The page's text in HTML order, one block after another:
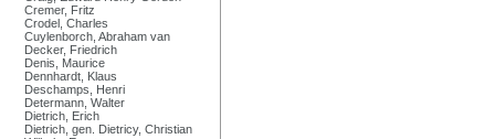
Cremer, Fritz
Crodel, Charles
Cuylenborch, Abraham van
Decker, Friedrich
Denis, Maurice
Dennhardt, Klaus
Deschamps, Henri
Determann, Walter
Dietrich, Erich
Dietrich, gen. Dietricy, Christian